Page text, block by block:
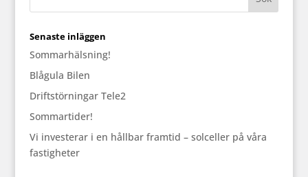
Senaste inläggen
Sommarhälsning!
Blågula Bilen
Driftstörningar Tele2
Sommartider!
Vi investerar i en hållbar framtid – solceller på våra
fastigheter